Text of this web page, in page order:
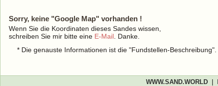
Sorry, keine "Google Map" vorhanden !
Wenn Sie die Koordinaten dieses Sandes wissen,
schreiben Sie mir bitte eine E-Mail . Danke.
* Die genauste Informationen ist die "Fundstellen-
WWW.SAND.WORLD|